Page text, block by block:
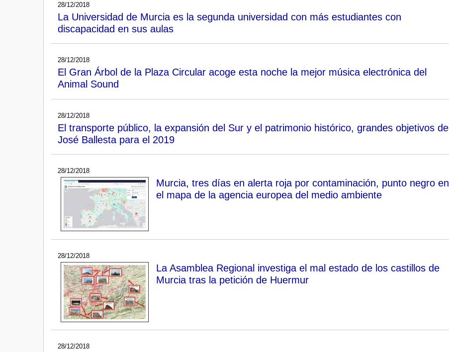
28/12/2018
La Universidad de Murcia es la segunda universidad con más estudiantes con
discapacidad en sus aulas
28/12/2018
El Gran Árbol de la Plaza Circular acoge esta noche la mejor música electrónica del
Animal Sound
28/12/2018
El transporte público, la expansión del Sur y el patrimonio histórico, grandes objetivos de
José Ballesta para el 2019
28/12/2018
Murcia, tres días en alerta roja por contaminación, punto negro en
el mapa de la agencia europea del medio ambiente
28/12/2018
La Asamblea Regional investiga el mal estado de los castillos de
Murcia tras la petición de Huermur
28/12/2018